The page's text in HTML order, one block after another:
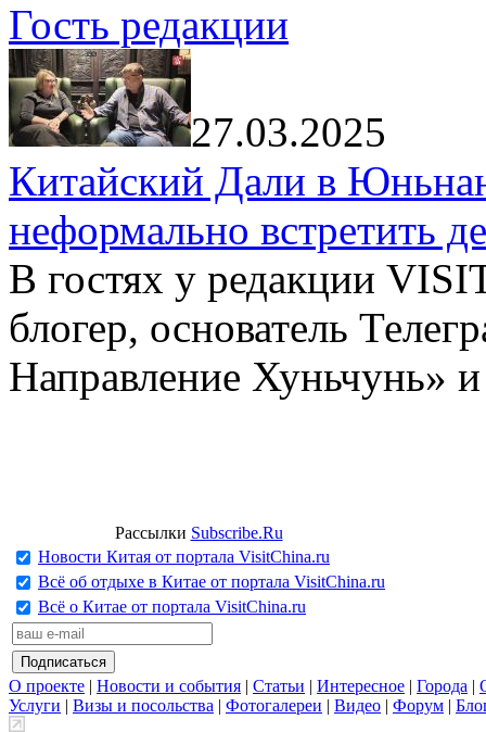
Гость редакции
27.03.2025
Китайский Дали в
неформально встретить
В гостях у редакции
блогер, основатель
Направление Хуньчунь»
Рассылки Subscribe.Ru
Новости Китая от портала VisitChina.ru
Всё об отдыхе в Китае от портала VisitChina.ru
Всё о Китае от портала VisitChina.ru
О проекте | Новости и события | Статьи | Интересное | Города |
Услуги | Визы и посольства | Фотогалереи | Видео | Форум |